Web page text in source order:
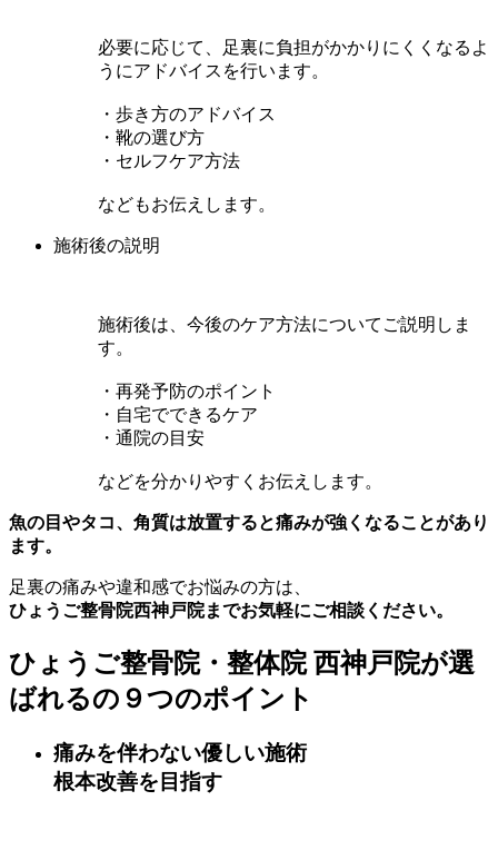
必要に応じて、足裏に負担がかかりにくくなるよ
うにアドバイスを行います。
・歩き方のアドバイス
・靴の選び方
・セルフケア方法
などもお伝えします。
施術後の説明
施術後は、今後のケア方法についてご説明しま
す。
・再発予防のポイント
・自宅でできるケア
・通院の目安
などを分かりやすくお伝えします。
魚の目やタコ、角質は放置すると痛みが強くなることがあり
ます。
足裏の痛みや違和感でお悩みの方は、
ひょうご整骨院西神戸院までお気軽にご相談ください。
ひょうご整骨院・整体院 西神戸院が選
ばれるの９つのポイント
痛みを伴わない優しい施術
根本改善を目指す